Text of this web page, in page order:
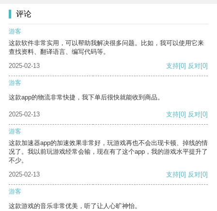
评论
游客
这款软件非常实用，可以帮助我解决很多问题。比如，我可以使用它来
查找资料、翻译语言、编写代码等。
2025-02-13
支持[0] 反对[0]
游客
这款app的物流非常快捷，我下单后很快就能收到商品。
2025-02-13 支持[0] 反对[0]
游客
这款加速器app的加速效果非常好，玩游戏再也不会出现卡顿、掉线的情
况了。我以前玩游戏经常会输，现在有了这个app，我的游戏水平提升了
不少。
2025-02-13
支持[0] 反对[0]
游客
这款游戏的音乐非常优美，听了让人心旷神怡。